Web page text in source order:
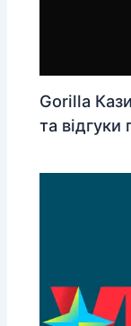
Gorilla
та відгуки